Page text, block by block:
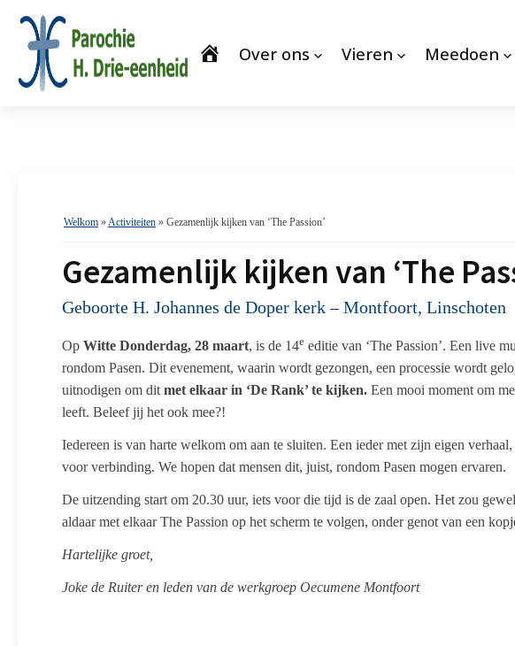
Over ons Vieren Meedoen
Welkom »Activiteiten » Gezamenlijk kijken van ‘The Passion’
Gezamenlijk kijken van ‘The
Geboorte H. Johannes de Doper kerk – Montfoort, Linschoten
Op Witte Donderdag, 28 maart, is de 14e editie van ‘The Passion’. Een live
rondom Pasen. Dit evenement, waarin wordt gezongen, een processie wordt
uitnodigen om dit met elkaar in ‘De Rank’ te kijken. Een mooi moment om
leeft. Beleef jij het ook mee?!
Iedereen is van harte welkom om aan te sluiten. Een ieder met zijn eigen
voor verbinding. We hopen dat mensen dit, juist, rondom Pasen mogen ervaren.
De uitzending start om 20.30 uur, iets voor die tijd is de zaal open. Het zou
aldaar met elkaar The Passion op het scherm te volgen, onder genot van een
Hartelijke groet,
Joke de Ruiter en leden van de werkgroep Oecumene Montfoort